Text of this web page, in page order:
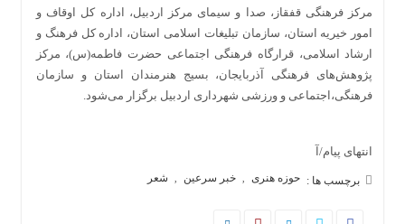
مرکز فرهنگی قفقاز، صدا و سیمای مرکز اردبیل، اداره کل اوقاف و
امور خیریه استان، سازمان تبلیغات اسلامی استان، اداره کل فرهنگ و
ارشاد اسلامی، قرارگاه فرهنگی اجتماعی حضرت فاطمه(س)، مرکز
پژوهش‌های فرهنگی آذربایجان، بسیج هنرمندان استان و سازمان
فرهنگی،اجتماعی و ورزشی شهرداری اردبیل برگزار می‌شود.
انتهای پیام/آ
برچسب ها : حوزه هنری , خبر سرعین , شعر